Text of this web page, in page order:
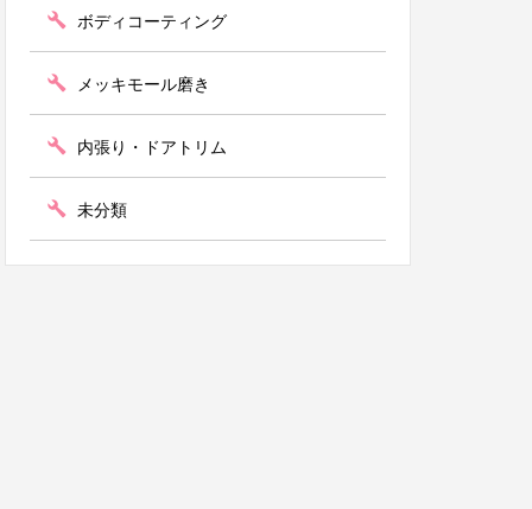
ボディコーティング
メッキモール磨き
内張り・ドアトリム
未分類